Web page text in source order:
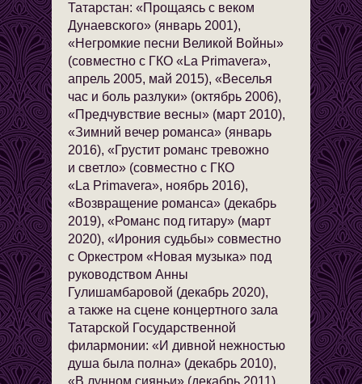
Татарстан: «Прощаясь с веком
Дунаевского» (январь 2001),
«Негромкие песни Великой Войны»
(совместно с ГКО «La Primavera»,
апрель 2005, май 2015), «Веселья
час и боль разлуки» (октябрь 2006),
«Предчувствие весны» (март 2010),
«Зимний вечер романса» (январь
2016), «Грустит романс тревожно
и светло» (совместно с ГКО
«La Primavera», ноябрь 2016),
«Возвращение романса» (декабрь
2019), «Романс под гитару» (март
2020), «Ирония судьбы» совместно
с Оркестром «Новая музыка» под
руководством Анны
Гулишамбаровой (декабрь 2020),
а также на сцене концертного зала
Татарской Государственной
филармонии: «И дивной нежностью
душа была полна» (декабрь 2010),
«В лунном сияньи» (декабрь 2011),